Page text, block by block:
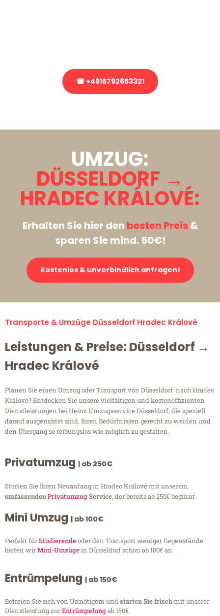
☎ +4915792653321
UMZUG:
DÜSSELDORF →
HRADEC KRÁLOVÉ:
Erhalten Sie hier den besten Preis&
sparen Sie mind. 50€!
Kostenlos & unverbindlich anfragen!
Transporte & Umzüge Düsseldorf Hradec Králové
Leistungen & Preise: Düsseldorf →
Hradec Králové
Planen Sie einen Umzug oder Transport von Düsseldorf nach Hradec
Králové? Entdecken Sie unsere vielfältigen und kosteneffizienten
Dienstleistungen bei Heinz Umzugsservice Düsseldorf, die speziell
darauf ausgerichtet sind, Ihren Bedürfnissen gerecht zu werden und
den Übergang so reibungslos wie möglich zu gestalten.
Privatumzug | ab 250€
Starten Sie Ihren Neuanfang in Hradec Králové mit unserem
umfassendenPrivatumzugService, der bereits ab 250€ beginnt.
Mini Umzug | ab 100€
Perfekt fürStudierendeoder den Transport weniger Gegenstände
bieten wirMini-Umzügein Düsseldorf schon ab 100€ an.
Entrümpelung | ab 150€
Befreien Sie sich von Unnötigem undstarten Sie frischmit unserer
Dienstleistung zurEntrümpelungab 150€.